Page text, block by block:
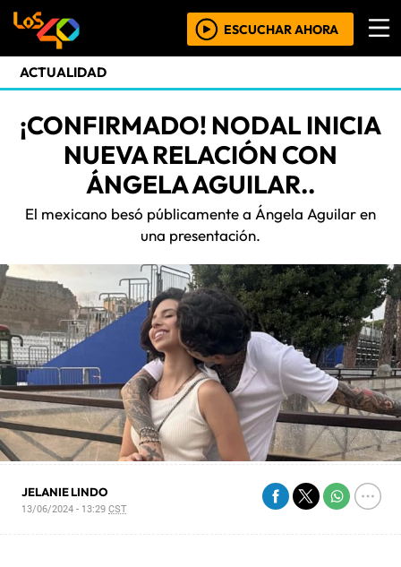
ESCUCHAR AHORA
ACTUALIDAD
¡CONFIRMADO! NODAL INICIA
NUEVA RELACIÓN CON
ÁNGELA AGUILAR..
El mexicano besó públicamente a Ángela Aguilar en
una presentación.
JELANIE LINDO
13/06/2024 - 13:29CST